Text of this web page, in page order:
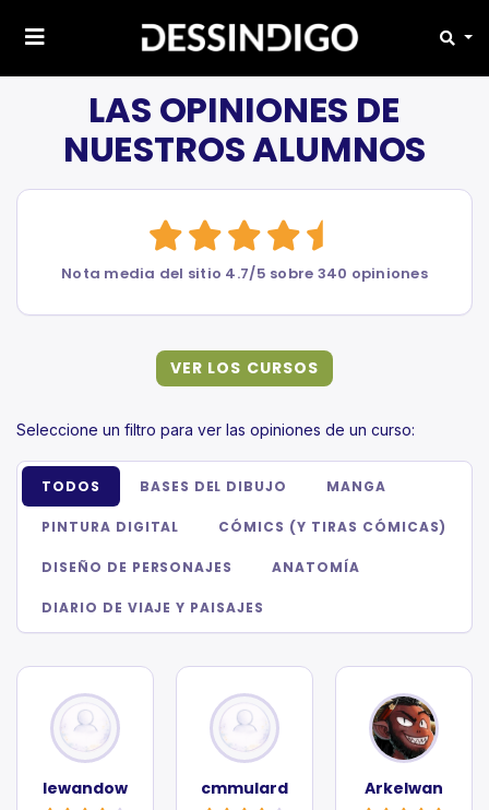
LAS OPINIONES DE
NUESTROS ALUMNOS
Nota media del sitio 4.7/5 sobre 340 opiniones
VER LOS CURSOS
Seleccione un filtro para ver las opiniones de un curso:
TODOS BASES DEL DIBUJO MANGA
PINTURA DIGITAL CÓMICS (Y TIRAS CÓMICAS)
DISEÑO DE PERSONAJES ANATOMÍA
DIARIO DE VIAJE Y PAISAJES
lewandow cmmulard Arkelwan